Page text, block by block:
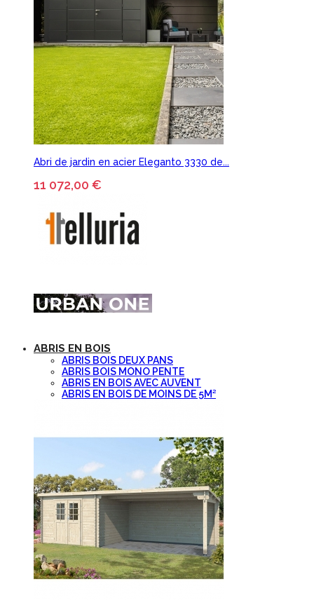
Abri de jardin en acier Eleganto 3330 de...
11 072,00 €
ABRIS EN BOIS
ABRIS BOIS DEUX PANS
ABRIS BOIS MONO PENTE
ABRIS EN BOIS AVEC AUVENT
ABRIS EN BOIS DE MOINS DE 5M²